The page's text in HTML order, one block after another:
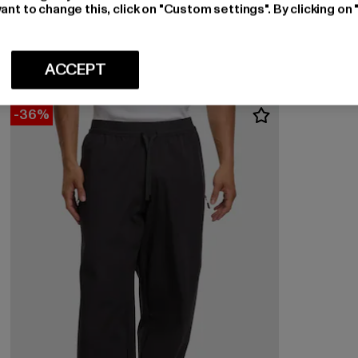
TACTICAL
-36%
to change this, click on "Custom settings". By clicking
ACCEPT